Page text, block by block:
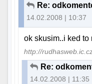
Re:
14.02.2008 | 10:37
ok skusim..i ked
http://
Re:
14.02.2008 | 11:35